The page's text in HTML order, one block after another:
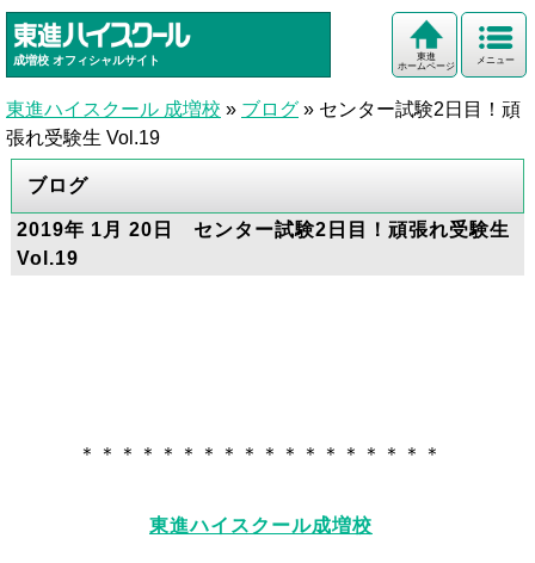
成増校 オフィシャルサイト メニュー
東進
ホームページ
東進ハイスクール 成増校 » ブログ » センター試験2日目！頑
張れ受験生 Vol.19
ブログ
2019年 1月 20日 センター試験2日目！頑張れ受験生
Vol.19
＊＊＊＊＊＊＊＊＊＊＊＊＊＊＊＊＊＊
東進ハイスクール成増校